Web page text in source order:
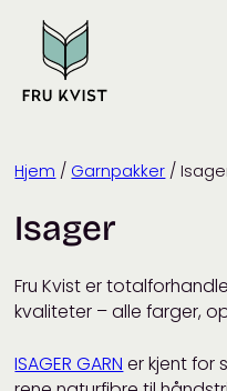
content
Hjem / Garnpakker /
Isager
Fru Kvist er
kvaliteter – alle farger,
ISAGER GARN er kjent for